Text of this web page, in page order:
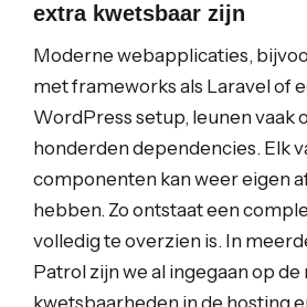
extra kwetsbaar zijn
Moderne webapplicaties,
met frameworks als Laravel of
WordPress setup, leunen vaak
honderden dependencies. Elk
componenten kan weer eigen
hebben. Zo ontstaat een
volledig te overzien is. In
Patrol zijn we al ingegaan op de
kwetsbaarheden in de hosting